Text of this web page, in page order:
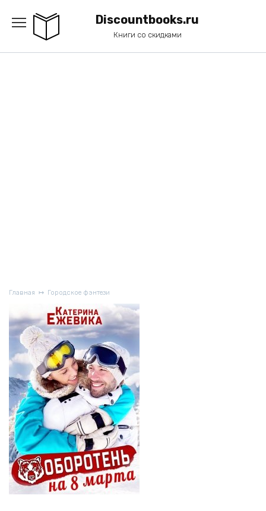
содержанию
Discountbooks.ru
Книги со скидками
Главная Городское фэнтези